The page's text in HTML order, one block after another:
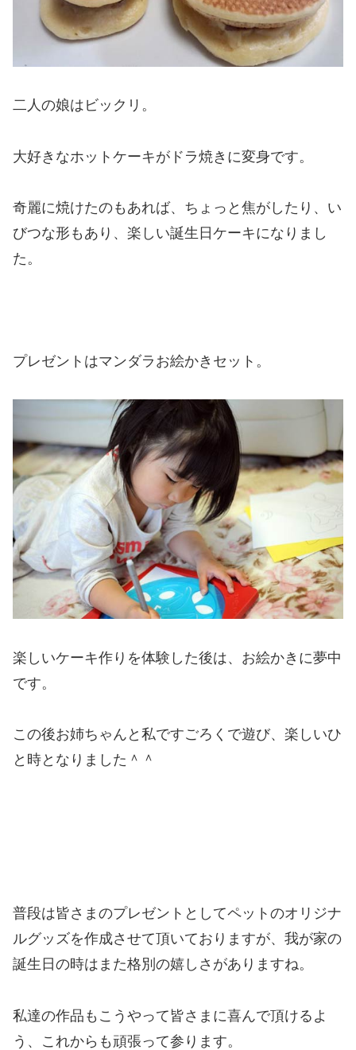
二人の娘はビックリ。
大好きなホットケーキがドラ焼きに変身です。
奇麗に焼けたのもあれば、ちょっと焦がしたり、い
びつな形もあり、楽しい誕生日ケーキになりまし
た。
プレゼントはマンダラお絵かきセット。
楽しいケーキ作りを体験した後は、お絵かきに夢中
です。
この後お姉ちゃんと私ですごろくで遊び、楽しいひ
と時となりました＾＾
普段は皆さまのプレゼントとしてペットのオリジナ
ルグッズを作成させて頂いておりますが、我が家の
誕生日の時はまた格別の嬉しさがありますね。
私達の作品もこうやって皆さまに喜んで頂けるよ
う、これからも頑張って参ります。